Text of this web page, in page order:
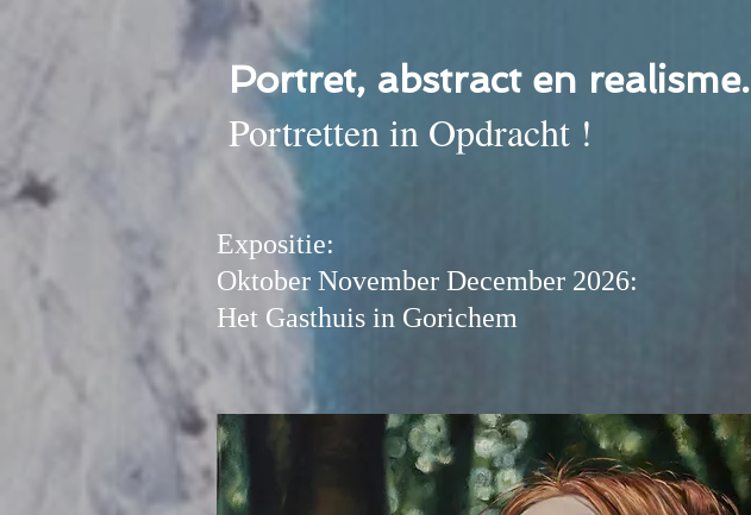
Portret, abstract en realisme.
Portretten in Opdracht !
Expositie:
Oktober November December 2026:
Het Gasthuis in Gorichem